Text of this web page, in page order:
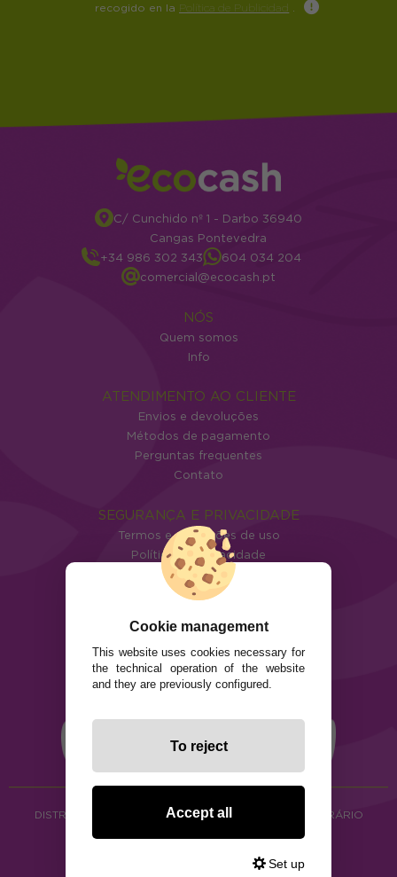
recogido en la Política de Publicidad
C/ Cunchido nº 1 - Darbo 36940
Cangas Pontevedra
+34 986 302 343
604 034 204
comercial@ecocash.pt
NÓS
Quem somos
Info
ATENDIMENTO AO CLIENTE
Envios e devoluções
Métodos de pagamento
Perguntas frequentes
Contato
SEGURANÇA E PRIVACIDADE
Termos e condições de uso
Política de privacidade
Política de cookies
DISTRIBUIÇÃO DE ALIMENTOS ORGÂNICOS E HERBORÁRIO
Copyright © 2026 ·
www.ecocash.pt
Ecocash Productos Orgánicos S.C
Cookie management
This website uses cookies necessary for
the technical operation of the website
and they are previously configured.
To reject
Accept all
Set up